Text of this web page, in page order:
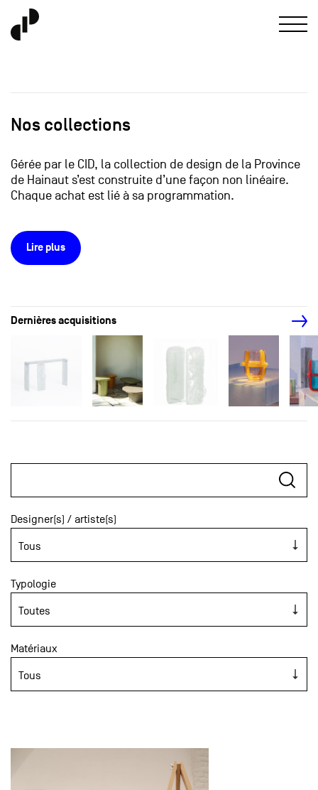
Nos collections
Gérée par le CID, la collection de design de la Province
de Hainaut s’est construite d’une façon non linéaire.
Chaque achat est lié à sa programmation.
Lire plus
Dernières acquisitions
Designer(s) / artiste(s)
Typologie
Matériaux